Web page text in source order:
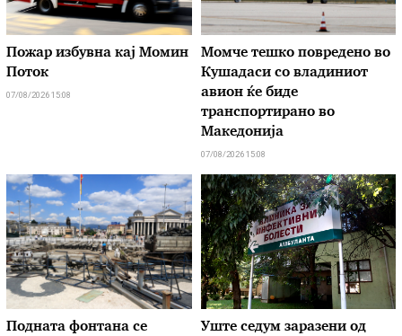
Пожар избувна кај Момин
Поток
07/08/2026 15:08
Момче тешко повредено во
Кушадаси со владиниот
авион ќе биде
транспортирано во
Македонија
07/08/2026 15:08
Подната фонтана се
Уште седум заразени од